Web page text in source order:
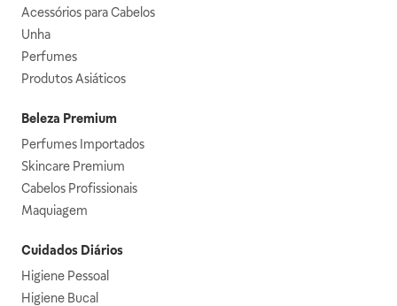
Acessórios para Cabelos
Unha
Perfumes
Produtos Asiáticos
Beleza Premium
Perfumes Importados
Skincare Premium
Cabelos Profissionais
Maquiagem
Cuidados Diários
Higiene Pessoal
Higiene Bucal